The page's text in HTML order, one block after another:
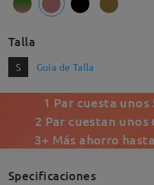
Talla
S Guía de Talla
1 Par cuesta unos
2 Par cuestan unos
3+ Más ahorro
Specificaciones